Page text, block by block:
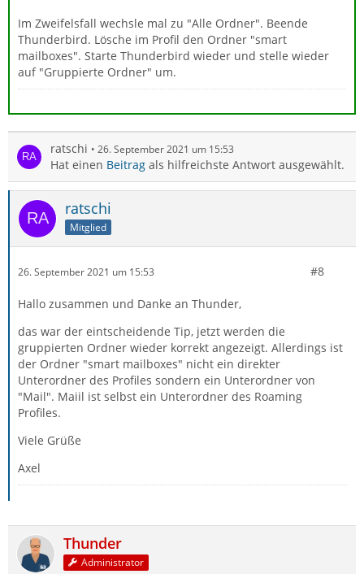
Im Zweifelsfall wechsle mal zu "Alle Ordner". Beende
Thunderbird. Lösche im Profil den Ordner "smart
mailboxes". Starte Thunderbird wieder und stelle wieder
auf "Gruppierte Ordner" um.
ratschi 26. September 2021 um 15:53
Hat einen Beitrag als hilfreichste Antwort ausgewählt.
ratschi
Mitglied
26. September 2021 um 15:53 #8
Hallo zusammen und Danke an Thunder,
das war der eintscheidende Tip, jetzt werden die
gruppierten Ordner wieder korrekt angezeigt. Allerdings ist
der Ordner "smart mailboxes" nicht ein direkter
Unterordner des Profiles sondern ein Unterordner von
"Mail". Maiil ist selbst ein Unterordner des Roaming
Profiles.
Viele Grüße
Axel
Thunder
Administrator